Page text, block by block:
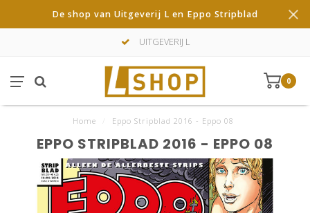
De shop van Uitgeverij L en Eppo Stripblad
UITGEVERIJ L
0
Home Eppo Stripblad 2016 - Eppo 08
EPPO STRIPBLAD 2016 - EPPO 08